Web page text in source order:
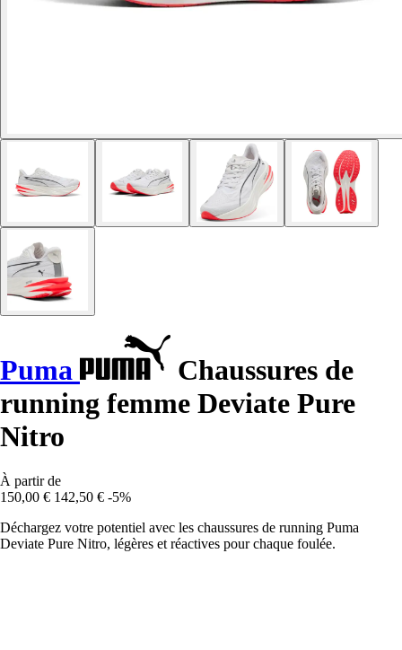
Puma
Chaussures de
running femme Deviate Pure
Nitro
À partir de
150,00 € 142,50 € -5%
Déchargez votre potentiel avec les chaussures de running Puma
Deviate Pure Nitro, légères et réactives pour chaque foulée.